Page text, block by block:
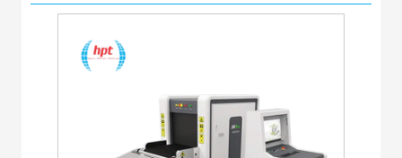
Thông Tin
Bị Ngành Thực